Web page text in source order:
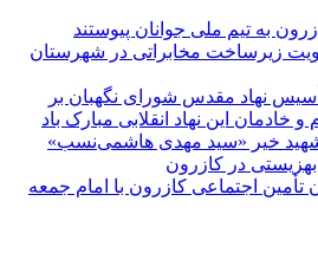
به تیم ملی جوانان پیوستند
زیرساخت مخابراتی در شهرستان
تأسیس نهاد مقدس شورای نگهبان بر
خادمان این نهاد انقلابی مبارک باد
شهید خیر «سید مهدی هاشمی‌نسب»
بهزیستی در کازرون
تأمین اجتماعی کازرون با امام جمعه